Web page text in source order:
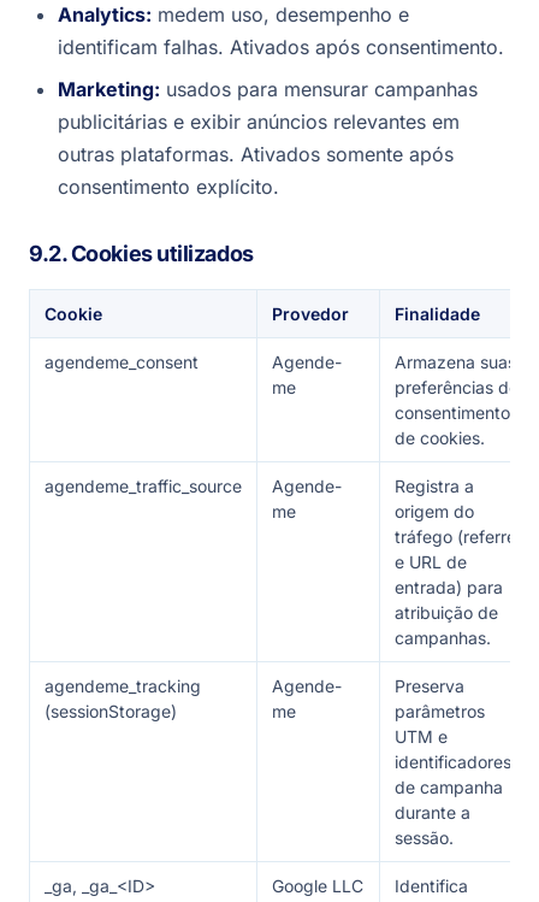
Analytics: medem uso, desempenho e
identificam falhas. Ativados após consentimento.
Marketing: usados para mensurar campanhas
publicitárias e exibir anúncios relevantes em
outras plataformas. Ativados somente após
consentimento explícito.
9.2. Cookies utilizados
Cookie Provedor Finalidade
agendeme_consent
Agende-
me
Armazena suas
preferências de
consentimento
de cookies.
agendeme_traffic_source
Agende-
me
Registra a
origem do
tráfego (referrer
e URL de
entrada) para
atribuição de
campanhas.
agendeme_tracking
(sessionStorage)
Agende-
me
Preserva
parâmetros
UTM e
identificadores
de campanha
durante a
sessão.
_ga, _ga_<ID> Google LLC
Identifica